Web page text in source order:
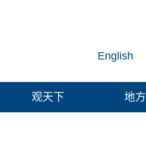
English
观天下 地方